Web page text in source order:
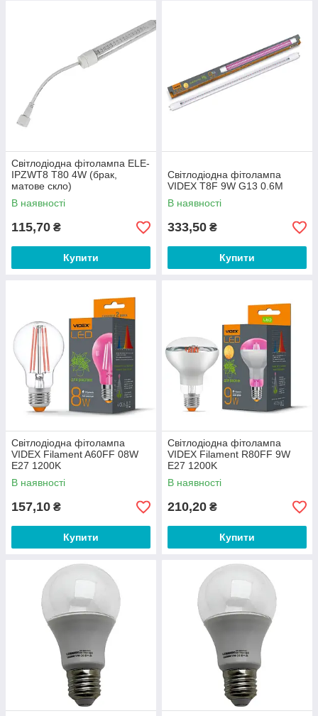
Світлодіодна фітолампа ELE-
IPZWT8 T80 4W (брак,
матове скло)
В наявності
115,70 ₴
Купити
Світлодіодна фітолампа
VIDEX T8F 9W G13 0.6M
В наявності
333,50 ₴
Купити
Світлодіодна фітолампа
VIDEX Filament A60FF 08W
E27 1200K
В наявності
157,10 ₴
Купити
Світлодіодна фітолампа
VIDEX Filament R80FF 9W
E27 1200K
В наявності
210,20 ₴
Купити